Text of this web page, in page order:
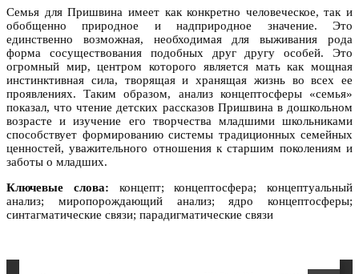
Семья для Пришвина имеет как конкретно человеческое, так и
обобщенно природное и надприродное значение. Это
единственно возможная, необходимая для выживания рода
форма сосуществования подобных друг другу особей. Это
огромный мир, центром которого является мать как мощная
инстинктивная сила, творящая и хранящая жизнь во всех ее
проявлениях. Таким образом, анализ концептосферы «семья»
показал, что чтение детских рассказов Пришвина в дошкольном
возрасте и изучение его творчества младшими школьниками
способствует формированию системы традиционных семейных
ценностей, уважительного отношения к старшим поколениям и
заботы о младших.
Ключевые слова: концепт; концептосфера; концептуальный
анализ; миропорождающий анализ; ядро концептосферы;
синтагматические связи; парадигматические связи